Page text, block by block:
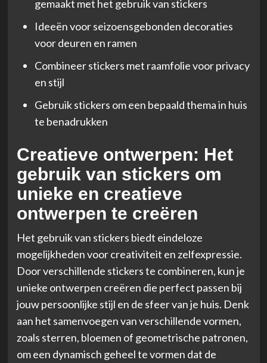
gemaakt met het gebruik van stickers
Ideeën voor seizoensgebonden decoraties
voor deuren en ramen
Combineer stickers met raamfolie voor privacy
en stijl
Gebruik stickers om een bepaald thema in huis
te benadrukken
Creatieve ontwerpen: Het
gebruik van stickers om
unieke en creatieve
ontwerpen te creëren
Het gebruik van stickers biedt eindeloze
mogelijkheden voor creativiteit en zelfexpressie.
Door verschillende stickers te combineren, kun je
unieke ontwerpen creëren die perfect passen bij
jouw persoonlijke stijl en de sfeer van je huis. Denk
aan het samenvoegen van verschillende vormen,
zoals sterren, bloemen of geometrische patronen,
om een dynamisch geheel te vormen dat de